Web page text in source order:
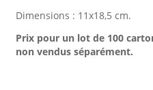
Dimensions : 11x18,5 cm.
Prix pour un lot de 100
non vendus séparément.